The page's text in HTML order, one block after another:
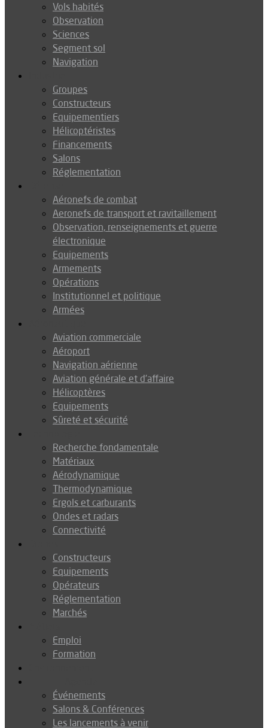
Vols habités
Observation
Sciences
Segment sol
Navigation
Groupes
Constructeurs
Equipementiers
Hélicoptéristes
Financements
Salons
Réglementation
Aéronefs de combat
Aeronefs de transport et ravitaillement
Observation, renseignements et guerre
électronique
Equipements
Armements
Opérations
Institutionnel et politique
Armées
Aviation commerciale
Aéroport
Navigation aérienne
Aviation générale et d’affaire
Hélicoptères
Equipements
Sûreté et sécurité
Recherche fondamentale
Matériaux
Aérodynamique
Thermodynamique
Ergols et carburants
Ondes et radars
Connectivité
Constructeurs
Equipements
Opérateurs
Réglementation
Marchés
Emploi
Formation
Événements
Salons & Conférences
Les lancements à venir